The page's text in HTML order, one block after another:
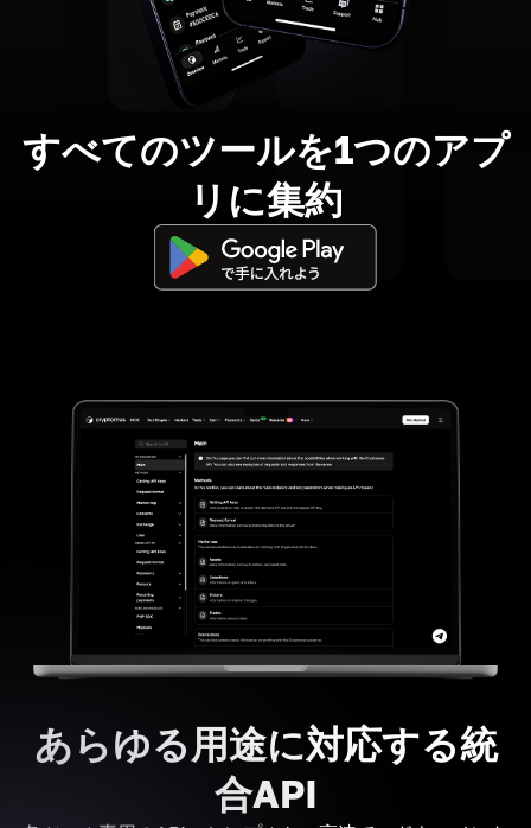
すべてのツールを1つのアプ
リに集約
あらゆる用途に対応する統
合API